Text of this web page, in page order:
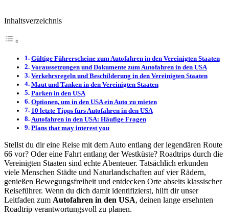
Inhaltsverzeichnis
Gültige Führerscheine zum Autofahren in den Vereinigten Staaten
Voraussetzungen und Dokumente zum Autofahren in den USA
Verkehrsregeln und Beschilderung in den Vereinigten Staaten
Maut und Tanken in den Vereinigten Staaten
Parken in den USA
Optionen, um in den USA ein Auto zu mieten
10 letzte Tipps fürs Autofahren in den USA
Autofahren in den USA: Häufige Fragen
Plans that may interest you
Stellst du dir eine Reise mit dem Auto entlang der legendären Route
66 vor? Oder eine Fahrt entlang der Westküste? Roadtrips durch die
Vereinigten Staaten sind echte Abenteuer. Tatsächlich erkunden
viele Menschen Städte und Naturlandschaften auf vier Rädern,
genießen Bewegungsfreiheit und entdecken Orte abseits klassischer
Reiseführer. Wenn du dich damit identifizierst, hilft dir unser
Leitfaden zum Autofahren in den USA, deinen lange ersehnten
Roadtrip verantwortungsvoll zu planen.